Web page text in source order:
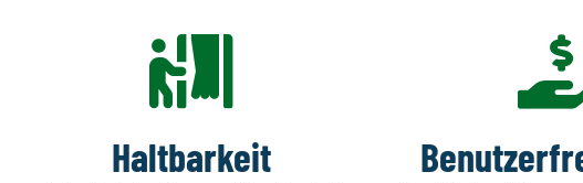
Haltbarkeit